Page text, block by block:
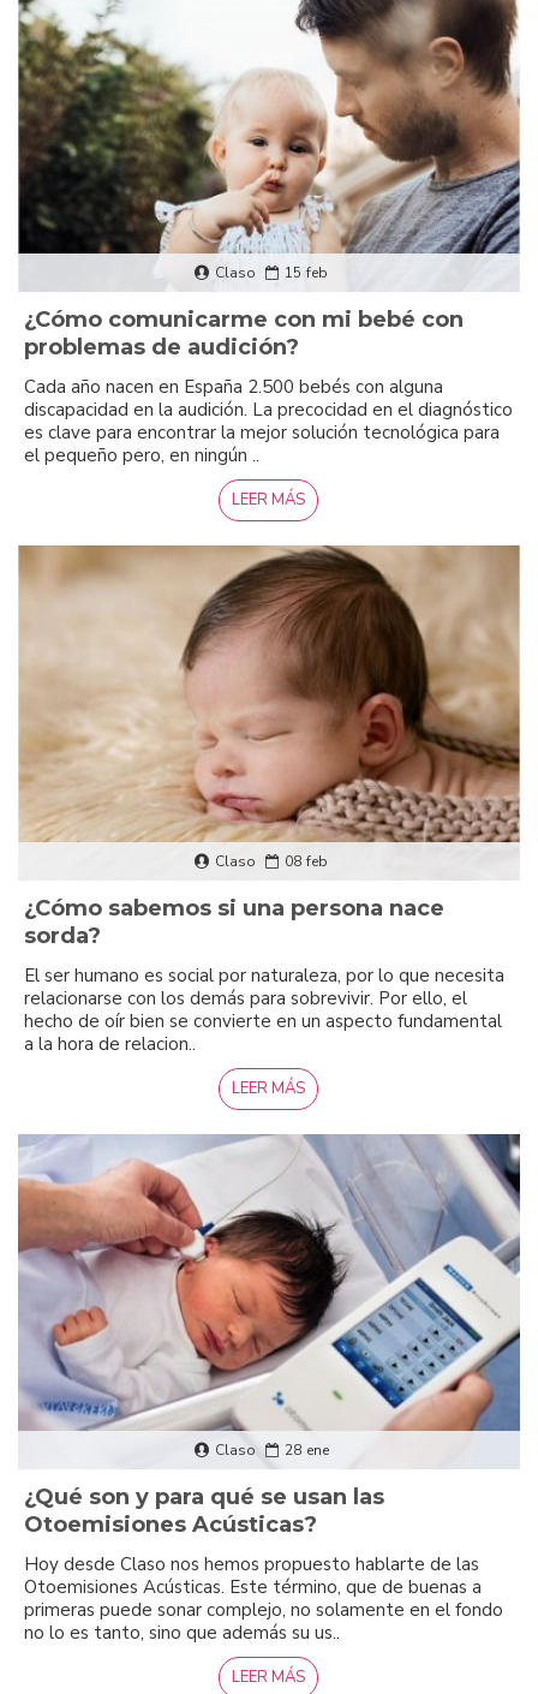
Claso 15 feb
¿Cómo comunicarme con mi bebé con
problemas de audición?
Cada año nacen en España 2.500 bebés con alguna
discapacidad en la audición. La precocidad en el diagnóstico
es clave para encontrar la mejor solución tecnológica para
el pequeño pero, en ningún ..
LEER MÁS
Claso 08 feb
¿Cómo sabemos si una persona nace
sorda?
El ser humano es social por naturaleza, por lo que necesita
relacionarse con los demás para sobrevivir. Por ello, el
hecho de oír bien se convierte en un aspecto fundamental
a la hora de relacion..
LEER MÁS
Claso 28 ene
¿Qué son y para qué se usan las
Otoemisiones Acústicas?
Hoy desde Claso nos hemos propuesto hablarte de las
Otoemisiones Acústicas. Este término, que de buenas a
primeras puede sonar complejo, no solamente en el fondo
no lo es tanto, sino que además su us..
LEER MÁS